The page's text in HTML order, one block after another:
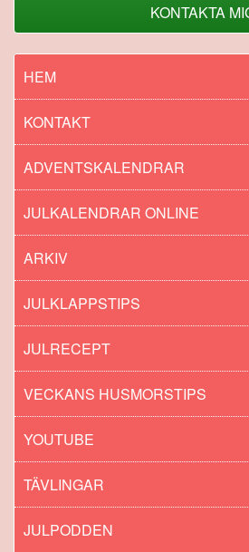
KONTAKTA
HEM
KONTAKT
ADVENTSKALENDRAR
JULKALENDRAR ONLINE
ARKIV
JULKLAPPSTIPS
JULRECEPT
VECKANS HUSMORSTIPS
YOUTUBE
TÄVLINGAR
JULPODDEN